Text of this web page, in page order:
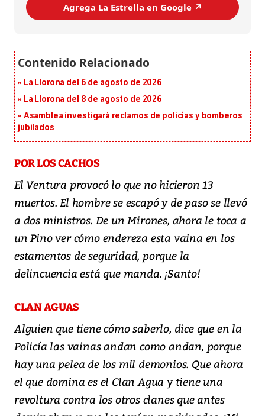
Agrega La Estrella en Google ↗️
La Llorona del 6 de agosto de 2026
La Llorona del 8 de agosto de 2026
Asamblea investigará reclamos de policías y bomberos
jubilados
POR LOS CACHOS
El Ventura provocó lo que no hicieron 13
muertos. El hombre se escapó y de paso se llevó
a dos ministros. De un Mirones, ahora le toca a
un Pino ver cómo endereza esta vaina en los
estamentos de seguridad, porque la
delincuencia está que manda. ¡Santo!
CLAN AGUAS
Alguien que tiene cómo saberlo, dice que en la
Policía las vainas andan como andan, porque
hay una pelea de los mil demonios. Que ahora
el que domina es el Clan Agua y tiene una
revoltura contra los otros clanes que antes